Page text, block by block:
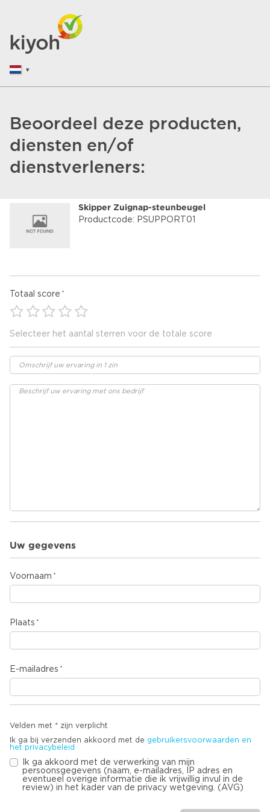
Beoordeel deze producten,
diensten en/of
dienstverleners:
Skipper Zuignap-steunbeugel
Productcode: PSUPPORT01
Totaal score
Selecteer het aantal sterren voor de totale score
Uw gegevens
Voornaam
Plaats
E-mailadres
Velden met * zijn verplicht
Ik ga bij verzenden akkoord met de gebruikersvoorwaarden en
het privacybeleid
Ik ga akkoord met de verwerking van mijn
persoonsgegevens (naam, e-mailadres, IP adres en
eventueel overige informatie die ik vrijwillig invul in de
review) in het kader van de privacy wetgeving. (AVG)